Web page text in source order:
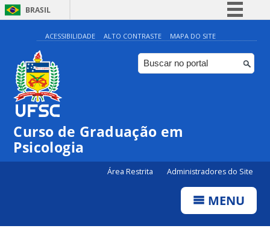
BRASIL
Simplifique!
Comunica BR
Participe
Canais
ACESSIBILIDADE ALTO CONTRASTE MAPA DO SITE
Curso de Graduação em
Psicologia
Área Restrita Administradores do Site
MENU